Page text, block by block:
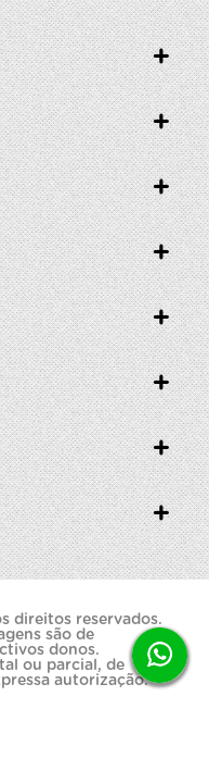
direitos reservados.
são de
donos.
ou parcial, de
autorização.